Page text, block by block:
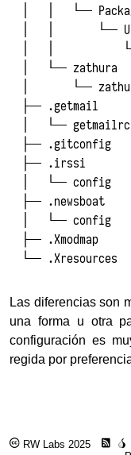
│   │   └──
│   │       └──
│   │
│   └── zathura
│       └──
├── .getmail
│   └── getmailrc
├── .gitconfig
├── .irssi
│   └── config
├── .newsboat
│   └── config
├── .Xmodmap
Las diferencias son
una forma u otra
configuración es
regida por
RW Labs 2025